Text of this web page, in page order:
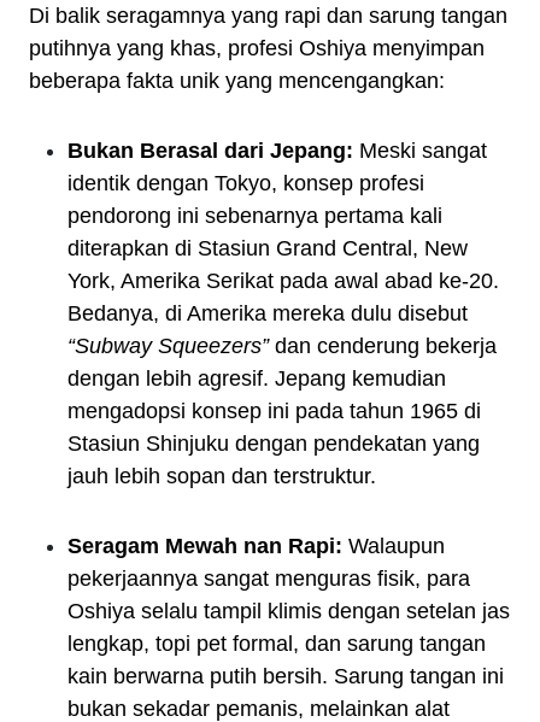
Di balik seragamnya yang rapi dan sarung tangan
putihnya yang khas, profesi Oshiya menyimpan
beberapa fakta unik yang mencengangkan:
Bukan Berasal dari Jepang: Meski sangat
identik dengan Tokyo, konsep profesi
pendorong ini sebenarnya pertama kali
diterapkan di Stasiun Grand Central, New
York, Amerika Serikat pada awal abad ke-20.
Bedanya, di Amerika mereka dulu disebut
“Subway Squeezers”dan cenderung bekerja
dengan lebih agresif. Jepang kemudian
mengadopsi konsep ini pada tahun 1965 di
Stasiun Shinjuku dengan pendekatan yang
jauh lebih sopan dan terstruktur.
Seragam Mewah nan Rapi: Walaupun
pekerjaannya sangat menguras fisik, para
Oshiya selalu tampil klimis dengan setelan jas
lengkap, topi pet formal, dan sarung tangan
kain berwarna putih bersih. Sarung tangan ini
bukan sekadar pemanis, melainkan alat